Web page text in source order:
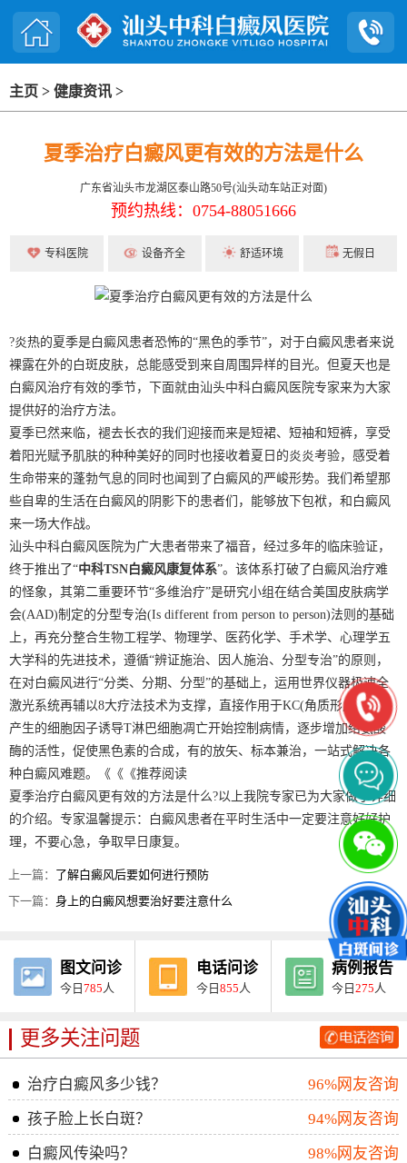
主页 > 健康资讯 >
夏季治疗白癜风更有效的方法是什么
广东省汕头市龙湖区泰山路50号(汕头动车站正对面)
预约热线：0754-88051666
专科医院 设备齐全 舒适环境 无假日
?炎热的夏季是白癜风患者恐怖的“黑色的季节”，对于白癜风患者来说
裸露在外的白斑皮肤，总能感受到来自周围异样的目光。但夏天也是
白癜风治疗有效的季节，下面就由汕头中科白癜风医院专家来为大家
提供好的治疗方法。
夏季已然来临，褪去长衣的我们迎接而来是短裙、短袖和短裤，享受
着阳光赋予肌肤的种种美好的同时也接收着夏日的炎炎考验，感受着
生命带来的蓬勃气息的同时也闻到了白癜风的严峻形势。我们希望那
些自卑的生活在白癜风的阴影下的患者们，能够放下包袱，和白癜风
来一场大作战。
汕头中科白癜风医院为广大患者带来了福音，经过多年的临床验证，
终于推出了“中科TSN白癜风康复体系”。该体系打破了白癜风治疗难
的怪象，其第二重要环节“多维治疗”是研究小组在结合美国皮肤病学
会(AAD)制定的分型专治(Is different from person to person)法则的基础
上，再充分整合生物工程学、物理学、医药化学、手术学、心理学五
大学科的先进技术，遵循“辨证施治、因人施治、分型专治”的原则，
在对白癜风进行“分类、分期、分型”的基础上，运用世界仪器极速全
激光系统再辅以8大疗法技术为支撑，直接作用于KC(角质形成细胞)，
产生的细胞因子诱导T淋巴细胞凋亡开始控制病情，逐步增加络氨酸
酶的活性，促使黑色素的合成，有的放矢、标本兼治，一站式解决各
种白癜风难题。《《《推荐阅读
夏季治疗白癜风更有效的方法是什么?以上我院专家已为大家做了详细
的介绍。专家温馨提示：白癜风患者在平时生活中一定要注意好好护
理，不要心急，争取早日康复。
上一篇： 了解白癜风后要如何进行预防
下一篇： 身上的白癜风想要治好要注意什么
图文问诊
今日785 人
电话问诊
今日855 人
病例报告
今日275 人
更多关注问题
治疗白癜风多少钱？
96%网友咨询
孩子脸上长白斑？
94%网友咨询
白癜风传染吗？
98%网友咨询